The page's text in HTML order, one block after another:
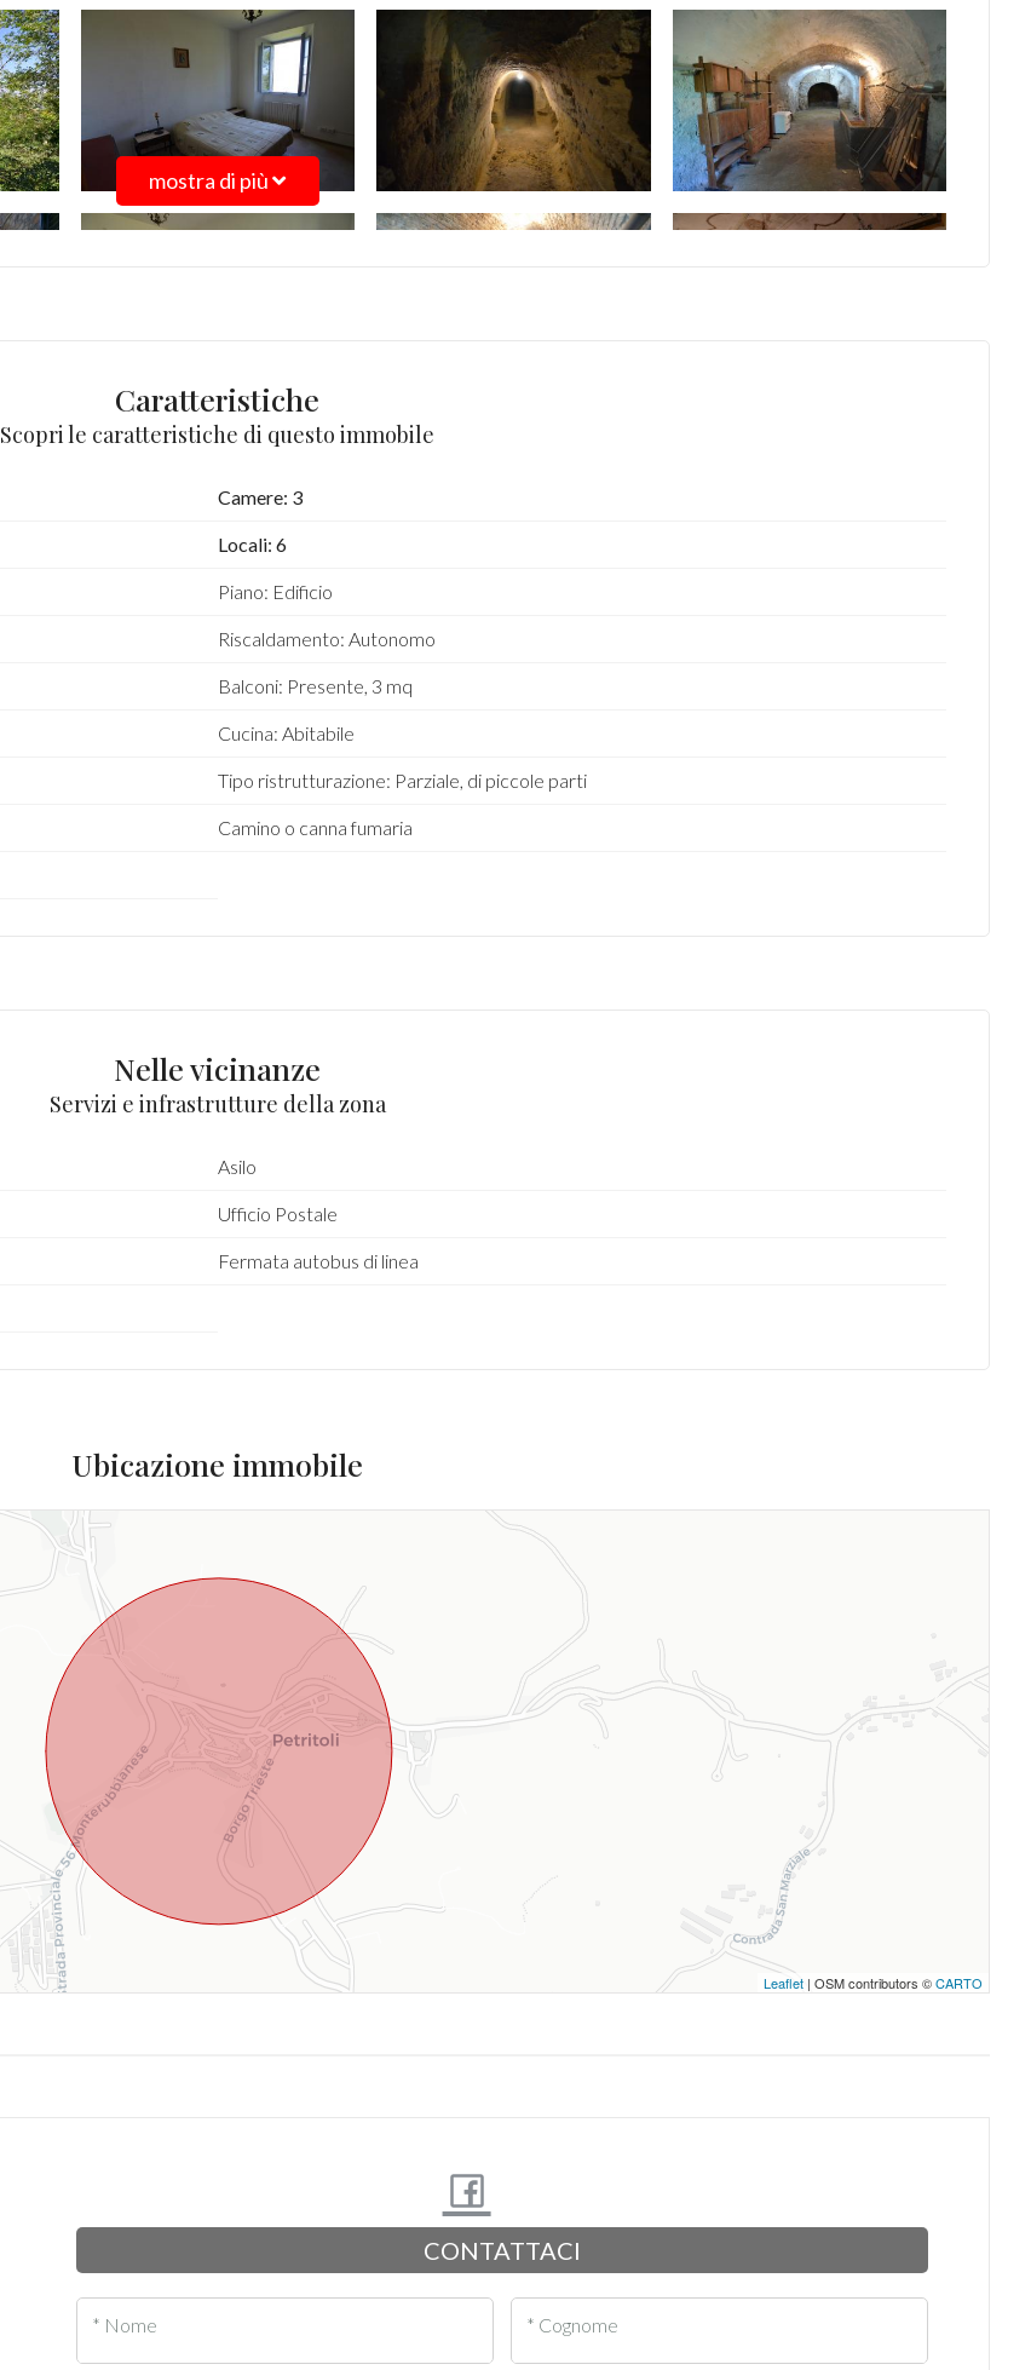
mostra di più
Caratteristiche
Scopri le caratteristiche di questo immobile
Camere: 3
Locali: 6
Piano: Edificio
Riscaldamento: Autonomo
Balconi: Presente, 3 mq
Cucina: Abitabile
Tipo ristrutturazione: Parziale, di piccole parti
Camino o canna fumaria
Nelle vicinanze
Servizi e infrastrutture della zona
Asilo
Ufficio Postale
Fermata autobus di linea
Ubicazione immobile
Leaflet | OSM contributors ©CARTO
CONTATTACI
* Nome * Cognome